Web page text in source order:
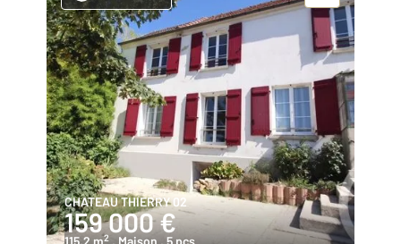
CHATEAU THIERRY 02
159 000 €
115,2 m2 , Maison , 5 pcs